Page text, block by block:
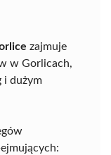
zajmuje
w Gorlicach,
i dużym